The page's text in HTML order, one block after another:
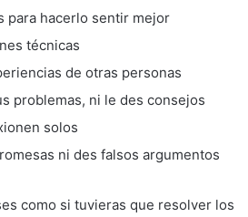
para hacerlo sentir mejor
técnicas
de otras personas
problemas, ni le des consejos
solos
ni des falsos argumentos
como si tuvieras que resolver los